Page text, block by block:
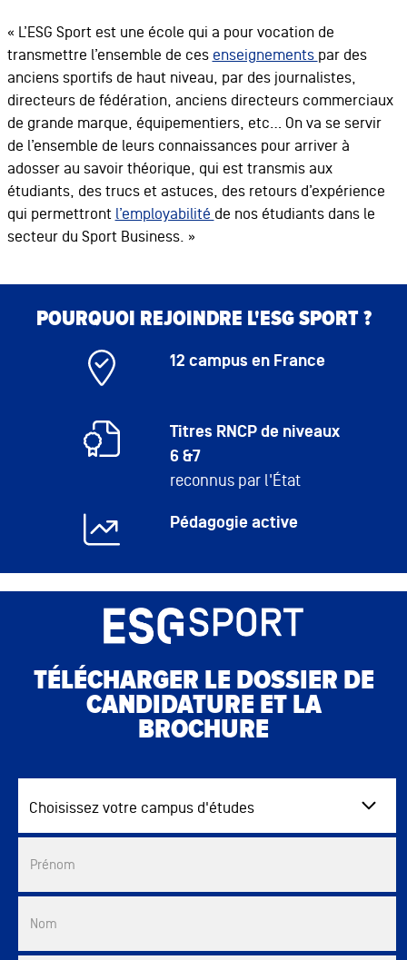
« L’ESG Sport est une école qui a pour vocation de
transmettre l’ensemble de ces enseignements par des
anciens sportifs de haut niveau, par des journalistes,
directeurs de fédération, anciens directeurs commerciaux
de grande marque, équipementiers, etc… On va se servir
de l’ensemble de leurs connaissances pour arriver à
adosser au savoir théorique, qui est transmis aux
étudiants, des trucs et astuces, des retours d’expérience
qui permettront l’employabilité de nos étudiants dans le
secteur du Sport Business. »
POURQUOI REJOINDRE L'ESG SPORT ?
12 campus en France
Titres RNCP de niveaux
6 &7
reconnus par l'État
Pédagogie active
TÉLÉCHARGER LE DOSSIER DE
CANDIDATURE ET LA
BROCHURE
Choisissez votre campus d'études
Prénom
Nom